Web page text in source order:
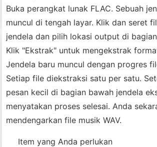
Buka perangkat lunak FLAC. Sebuah
muncul di tengah layar. Klik dan seret
jendela dan pilih lokasi output di
Klik "Ekstrak" untuk mengekstrak
Jendela baru muncul dengan progres
Setiap file diekstraksi satu per satu.
pesan kecil di bagian bawah jendela
menyatakan proses selesai. Anda
mendengarkan file musik WAV.
Item yang Anda perlukan